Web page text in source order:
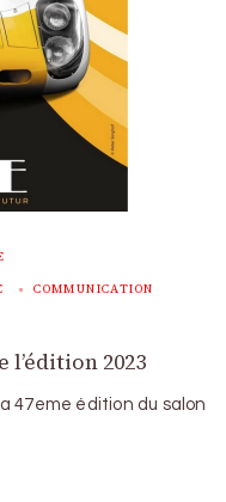
COMMUNICATION
2023
47eme édition du salon